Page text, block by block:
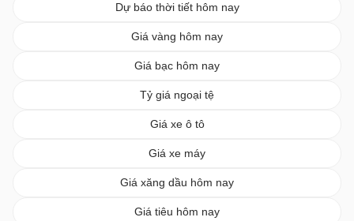
Dự báo thời tiết hôm nay
Giá vàng hôm nay
Giá bạc hôm nay
Tỷ giá ngoại tệ
Giá xe ô tô
Giá xe máy
Giá xăng dầu hôm nay
Giá tiêu hôm nay